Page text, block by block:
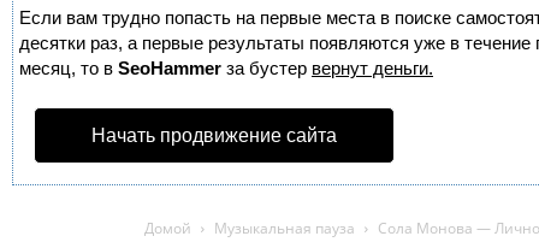
Если вам трудно попасть на первые места в поиске
десятки раз, а первые результаты появляются уже в
месяц, то в SeoHammer за бустер вернут деньги.
Начать продвижение сайта
Домой Музыкальная пауза Сола Монова —